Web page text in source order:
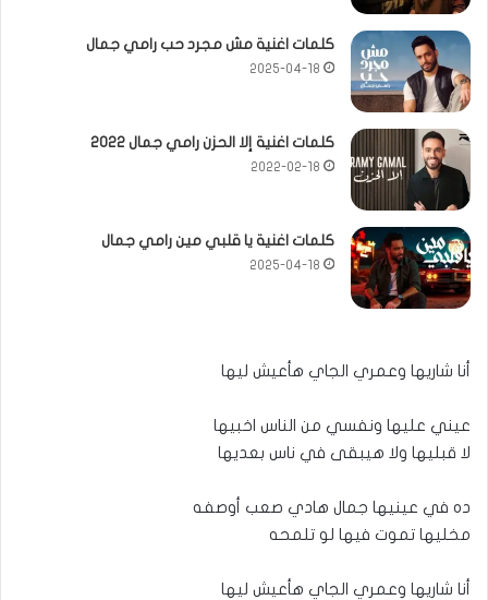
كلمات اغنية مش مجرد حب رامي جمال
2025-04-18
كلمات اغنية إلا الحزن رامي جمال 2022
2022-02-18
كلمات اغنية يا قلبي مين رامي جمال
2025-04-18
أنا شاريها وعمري الجاي هأعيش ليها
عيني عليها ونفسي من الناس اخبيها
لا قبليها ولا هيبقى في ناس بعديها
ده في عينيها جمال هادي صعب أوصفه
مخليها تموت فيها لو تلمحه
أنا شاريها وعمري الجاي هأعيش ليها